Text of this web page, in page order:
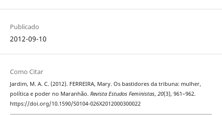
Publicado
2012-09-10
Como Citar
Jardim, M. A. C. (2012). FERREIRA, Mary. Os bastidores da tribuna: mulher,
política e poder no Maranhão. Revista Estudos Feministas, 20(3), 961–962.
https://doi.org/10.1590/S0104-026X2012000300022